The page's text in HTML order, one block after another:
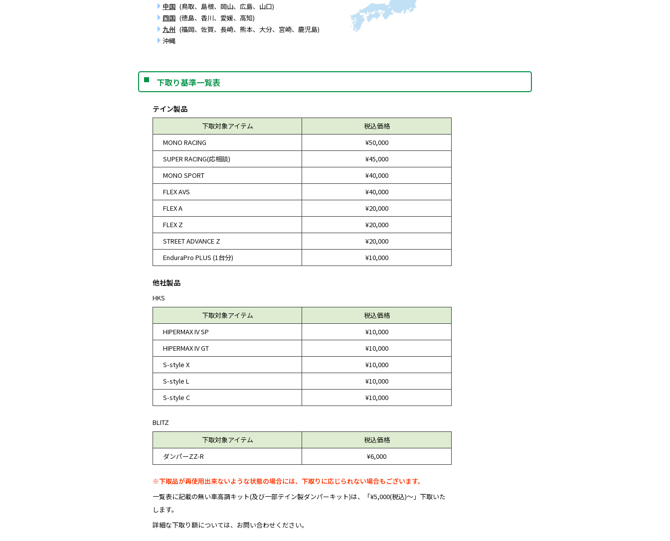
中国 (鳥取、島根、岡山、広島、山口)
四国 (徳島、香川、愛媛、高知)
九州 (福岡、佐賀、長崎、熊本、大分、宮崎、鹿児島)
沖縄
下取り基準一覧表
テイン製品
下取対象アイテム
税込価格
MONO RACING
¥50,000
SUPER RACING(応相談)
¥45,000
MONO SPORT
¥40,000
FLEX AVS
¥40,000
FLEX A
¥20,000
FLEX Z
¥20,000
STREET ADVANCE Z
¥20,000
EnduraPro PLUS (1台分)
¥10,000
他社製品
HKS
下取対象アイテム
税込価格
HIPERMAX IV SP
¥10,000
HIPERMAX IV GT
¥10,000
S-style X
¥10,000
S-style L
¥10,000
S-style C
¥10,000
BLITZ
下取対象アイテム
税込価格
ダンパーZZ-R
¥6,000
※下取品が再使用出来ないような状態の場合には、下取りに応じられない場合もございます。
一覧表に記載の無い車高調キット(及び一部テイン製ダンパーキット)は、「¥5,000(税込)～」下取いた
します。
詳細な下取り額については、お問い合わせください。